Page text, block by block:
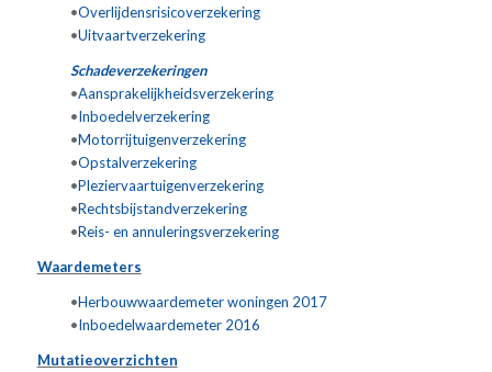
•Overlijdensrisicoverzekering
•Uitvaartverzekering
Schadeverzekeringen
•Aansprakelijkheidsverzekering
•Inboedelverzekering
•Motorrijtuigenverzekering
•Opstalverzekering
•Pleziervaartuigenverzekering
•Rechtsbijstandverzekering
•Reis- en annuleringsverzekering
Waardemeters
•Herbouwwaardemeter woningen 2017
•Inboedelwaardemeter 2016
Mutatieoverzichten